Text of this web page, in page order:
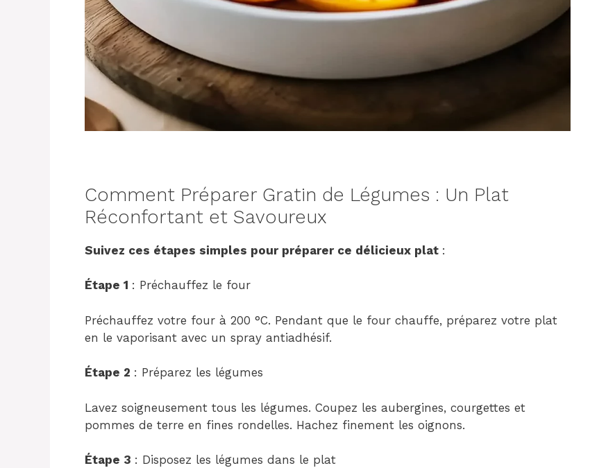
Comment Préparer Gratin de Légumes : Un Plat
Réconfortant et Savoureux
Suivez ces étapes simples pour préparer ce délicieux plat :
Étape 1 : Préchauffez le four
Préchauffez votre four à 200 °C. Pendant que le four chauffe, préparez votre plat
en le vaporisant avec un spray antiadhésif.
Étape 2 : Préparez les légumes
Lavez soigneusement tous les légumes. Coupez les aubergines, courgettes et
pommes de terre en fines rondelles. Hachez finement les oignons.
Étape 3 : Disposez les légumes dans le plat